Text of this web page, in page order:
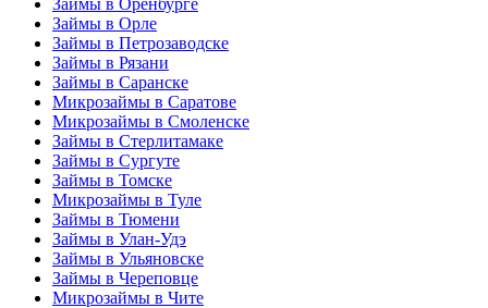
Займы в Оренбурге
Займы в Орле
Займы в Петрозаводске
Займы в Рязани
Займы в Саранске
Микрозаймы в Саратове
Микрозаймы в Смоленске
Займы в Стерлитамаке
Займы в Сургуте
Займы в Томске
Микрозаймы в Туле
Займы в Тюмени
Займы в Улан-Удэ
Займы в Ульяновске
Займы в Череповце
Микрозаймы в Чите